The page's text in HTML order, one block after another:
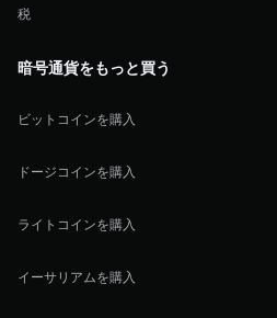
税
暗号通貨をもっと買う
ビットコインを購入
ドージコインを購入
ライトコインを購入
イーサリアムを購入